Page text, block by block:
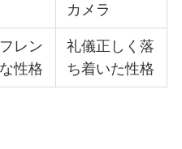
カメラ
レン
性格
礼儀正しく落
ち着いた性格